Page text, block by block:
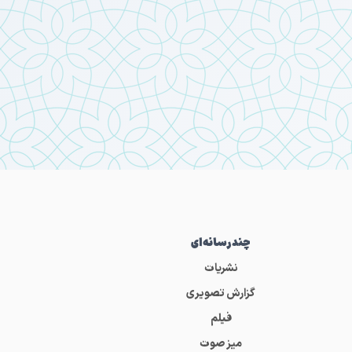
چندرسانه‌ای
نشریات
گزارش تصویری
فیلم
میز صوت